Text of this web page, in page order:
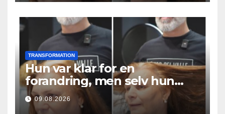
TRANSFORMATION
Hun var klar for en
forandring, men selv hun
hadde ikke forventet dette
resultatet
09.08.2026